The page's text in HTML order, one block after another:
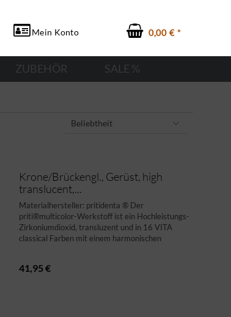
Mein Konto 0,00 € *
ZUBEHÖR SALE %
Krone/Brückengl., Gerüst, high
translucent,...
Materialhersteller: pritidenta ® Der
priti®multicolor-Werkstoff ist ein Hochleistungs-
Zirkoniumdioxid, transluzent und in 16 VITA
classical Farben mit einem harmonischen
41,95 €